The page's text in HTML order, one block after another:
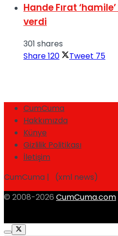
Hande Fırat
verdi
301 shares
Share120 Tweet 75
CumCuma
Hakkımızda
Künye
Gizlilik Politikası
İletişim
CumCuma | (xml news)
© 2008-2026 CumCuma.com